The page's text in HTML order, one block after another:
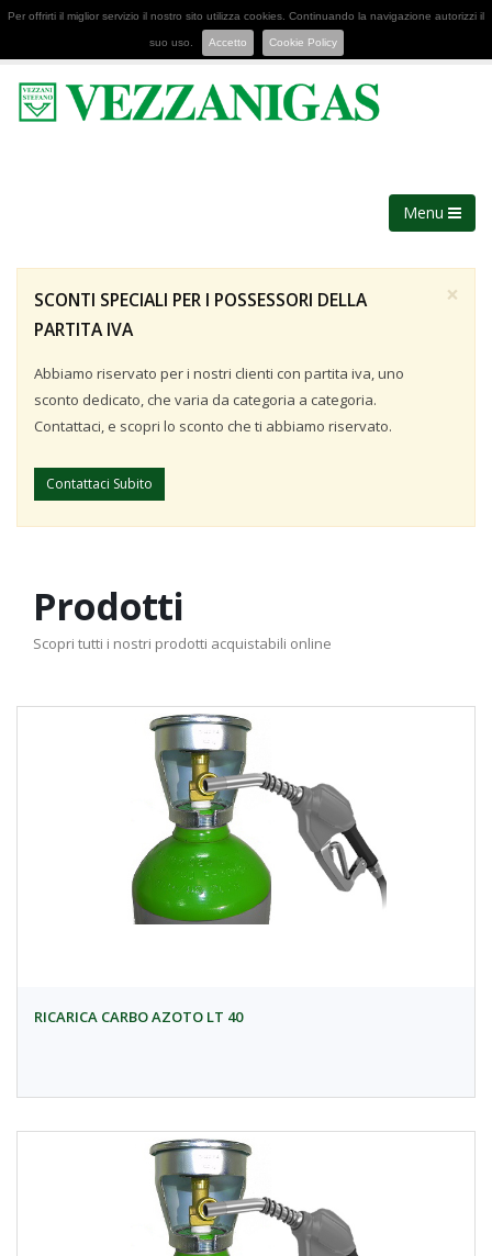
Per offrirti il miglior servizio il nostro sito utilizza cookies. Continuando la navigazione autorizzi il
suo uso. Accetto Cookie Policy
Menu
×
SCONTI SPECIALI PER I POSSESSORI DELLA
PARTITA IVA
Abbiamo riservato per i nostri clienti con partita iva, uno
sconto dedicato, che varia da categoria a categoria.
Contattaci, e scopri lo sconto che ti abbiamo riservato.
Contattaci Subito
Prodotti
Scopri tutti i nostri prodotti acquistabili online
RICARICA CARBO AZOTO LT 40